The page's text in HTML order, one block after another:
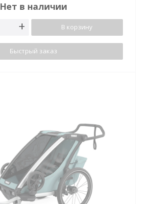
Нет в наличии
В корзину
Быстрый заказ